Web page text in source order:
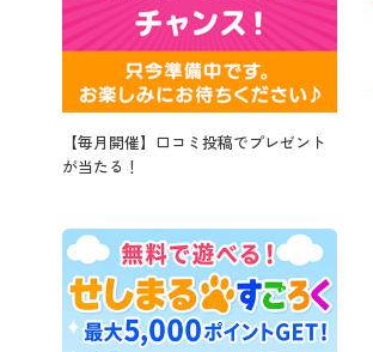
【毎月開催】口コミ投稿でプレゼント
が当たる！